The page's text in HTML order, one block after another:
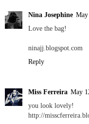
Nina Josephine
Love the bag!
ninajj.blogspot.com
Reply
Miss Ferreira May
you look lovely!
http://